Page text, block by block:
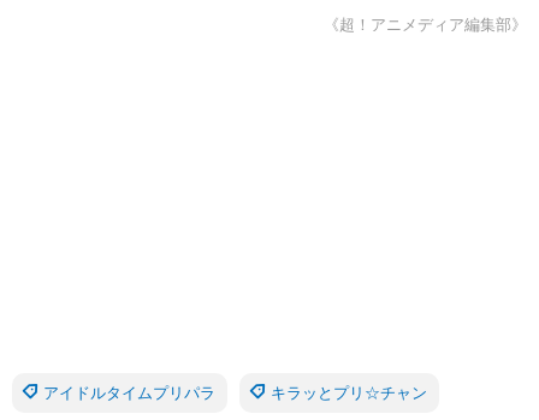
《超！アニメディア編集部》
アイドルタイムプリパラ キラッとプリ☆チャン